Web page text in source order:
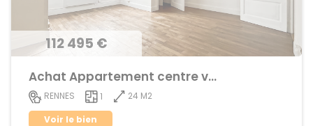
112 495 €
Achat Appartement centre ville
RENNES 1
24 M2
Voir le bien